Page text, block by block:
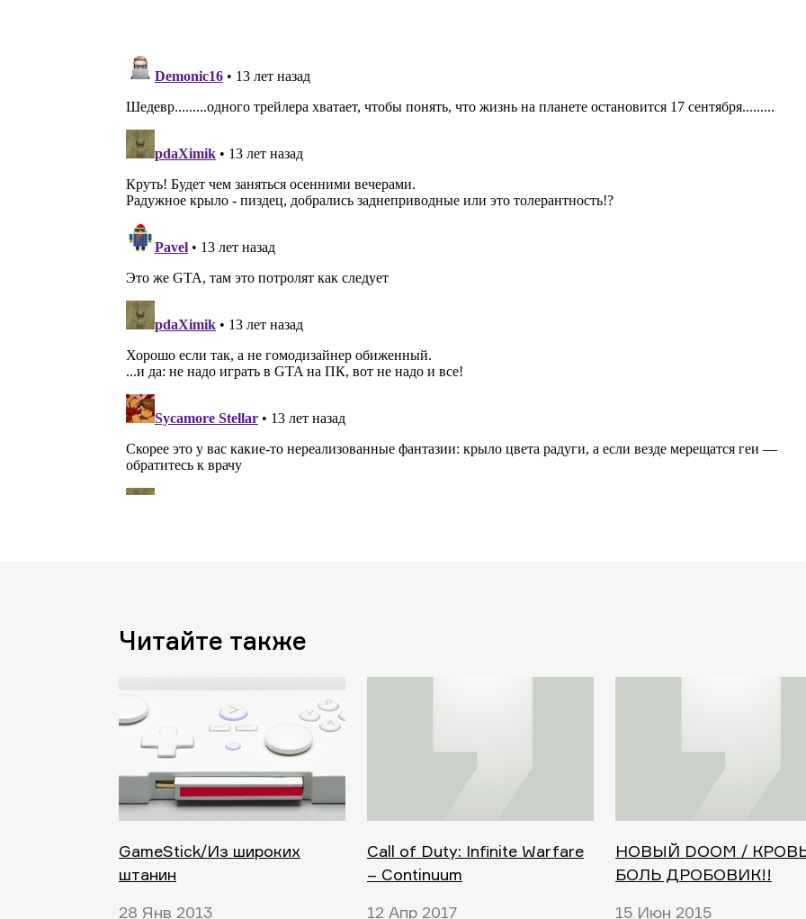
Читайте также
GameStick/Из широких
штанин
28 Янв 2013
Call of Duty: Infinite Warfare
– Continuum
12 Апр 2017
НОВЫЙ DOOM /
БОЛЬ ДРОБОВИК!!
15 Июн 2015